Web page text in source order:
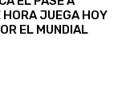
HORA JUEGA HOY
EL MUNDIAL